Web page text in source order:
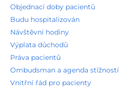
Objednací doby pacientů
Budu hospitalizován
Návštěvní hodiny
Výplata důchodů
Práva pacientů
Ombudsman a agenda stížností
Vnitřní řád pro pacienty